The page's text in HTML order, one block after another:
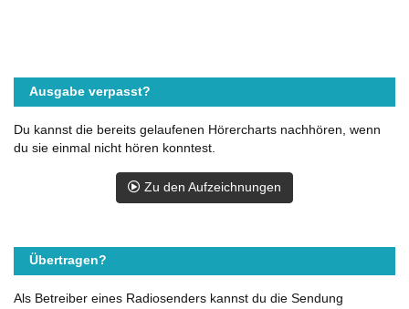
Ausgabe verpasst?
Du kannst die bereits gelaufenen Hörercharts nachhören, wenn
du sie einmal nicht hören konntest.
Zu den Aufzeichnungen
Übertragen?
Als Betreiber eines Radiosenders kannst du die Sendung